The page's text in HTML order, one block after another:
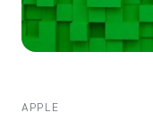
APPLE